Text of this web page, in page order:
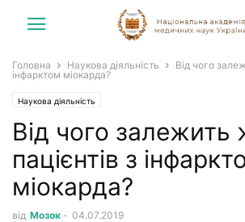
Головна Наукова діяльність
Від чого
інфарктом міокарда?
Наукова діяльність
Від чого залежить
пацієнтів з
міокарда?
від Мозок - 04.07.2019